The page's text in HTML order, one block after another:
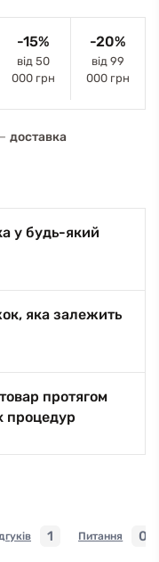
-15%
від 50
000 грн
-20%
від 99
000 грн
доставка
у будь-який
яка залежить
протягом
процедур
1 Питання 0